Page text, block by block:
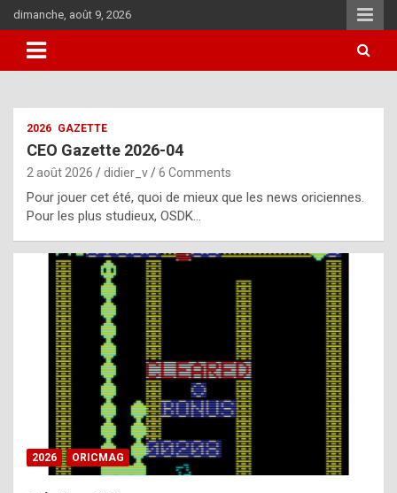
Skip
to
content
dimanche, août 9, 2026
i
u
l
y
d
i
ff
i
2026 GAZETTE
CEO Gazette 2026-04
2 août 2026 didier_v 6 Comments
Pour jouer cet été, quoi de mieux que les news oriciennes.
Pour les plus studieux, OSDK…
2026 ORICMAG